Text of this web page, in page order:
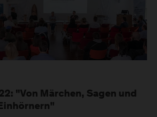
"Von Märchen, Sagen und